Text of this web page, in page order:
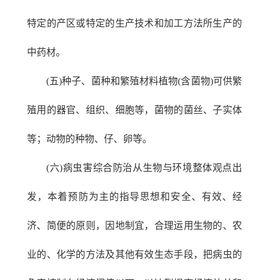
特定的产区或特定的生产技术和加工方法所生产的
中药材。
(五)种子、菌种和繁殖材料植物(含菌物)可供繁
殖用的器官、组织、细胞等，菌物的菌丝、子实体
等；动物的种物、仔、卵等。
(六)病虫害综合防治从生物与环境整体观点出
发，本着预防为主的指导思想和安全、有效、经
济、简便的原则，因地制宜，合理运用生物的、农
业的、化学的方法及其他有效生态手段，把病虫的